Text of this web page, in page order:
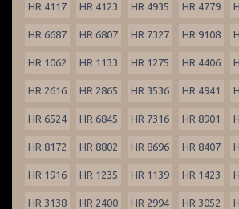
HR 4117 HR 4123 HR 4935 HR 4779
HR 6687 HR 6807 HR 7327 HR 9108
HR 1062 HR 1133 HR 1275 HR 4406
HR 2616 HR 2865 HR 3536 HR 4941
HR 6524 HR 6845 HR 7316 HR 8901
HR 8172 HR 8802 HR 8696 HR 8407
HR 1916 HR 1235 HR 1139 HR 1423
HR 3138 HR 2400 HR 2994 HR 3052